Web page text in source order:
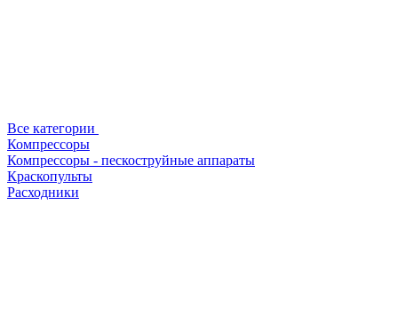
Все категории
Компрессоры
Компрессоры - пескоструйные аппараты
Краскопульты
Расходники